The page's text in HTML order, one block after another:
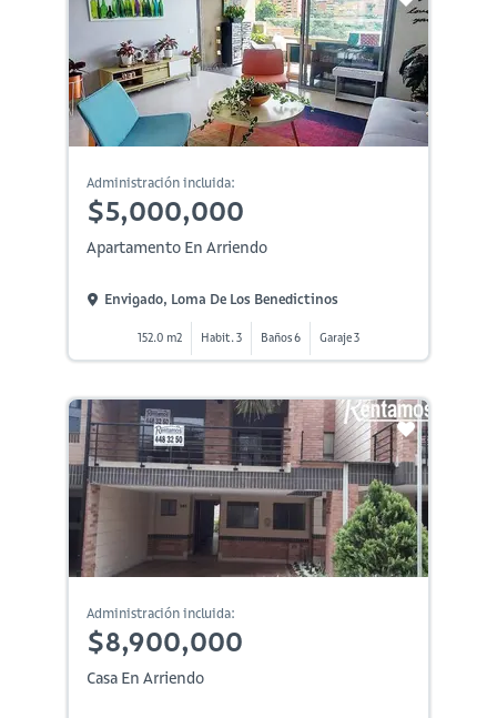
Administración incluida:
$5,000,000
Apartamento En Arriendo
Envigado, Loma De Los Benedictinos
152.0 m2 Habit. 3 Baños 6 Garaje 3
Administración incluida:
$8,900,000
Casa En Arriendo